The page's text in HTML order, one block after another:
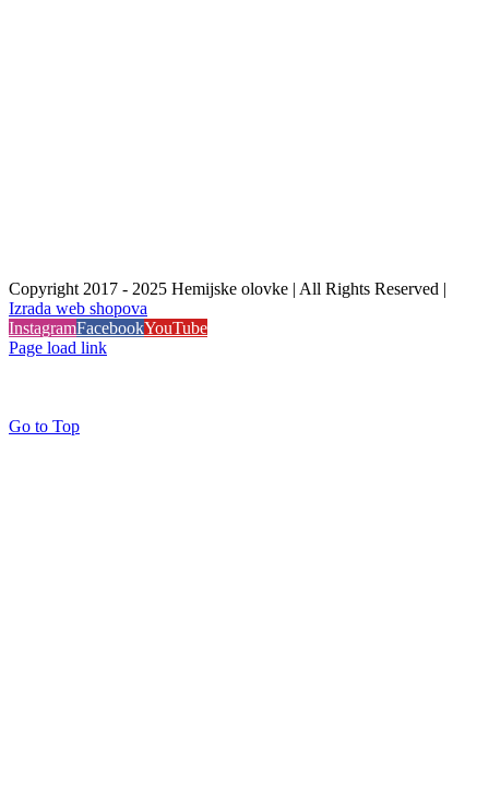
Copyright 2017 - 2025 Hemijske olovke | All Rights Reserved |
Izrada web shopova
InstagramFacebookYouTube
Page load link
Go to Top